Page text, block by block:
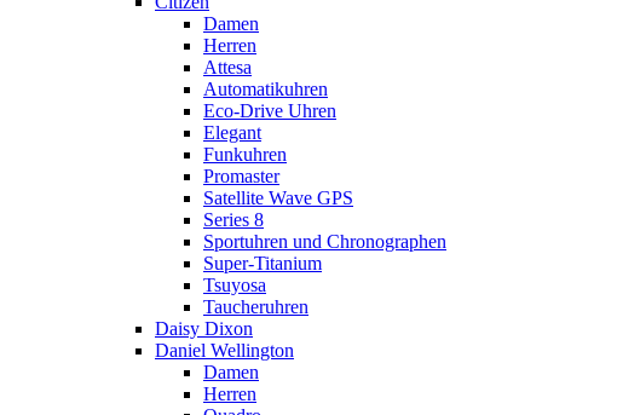
Damen
Herren
Attesa
Automatikuhren
Eco-Drive Uhren
Elegant
Funkuhren
Promaster
Satellite Wave GPS
Series 8
Sportuhren und Chronographen
Super-Titanium
Tsuyosa
Taucheruhren
Daisy Dixon
Daniel Wellington
Damen
Herren